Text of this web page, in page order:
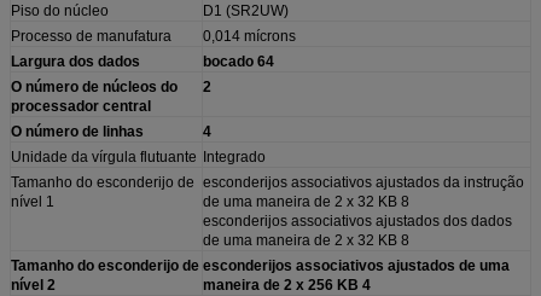
Piso do núcleo
D1 (SR2UW)
Processo de manufatura
0,014 mícrons
Largura dos dados
bocado 64
O número de núcleos do
processador central
2
O número de linhas
4
Unidade da vírgula flutuante
Integrado
Tamanho do esconderijo de
nível 1
esconderijos associativos ajustados da instrução
de uma maneira de 2 x 32 KB 8
esconderijos associativos ajustados dos dados
de uma maneira de 2 x 32 KB 8
Tamanho do esconderijo de
nível 2
esconderijos associativos ajustados de uma
maneira de 2 x 256 KB 4